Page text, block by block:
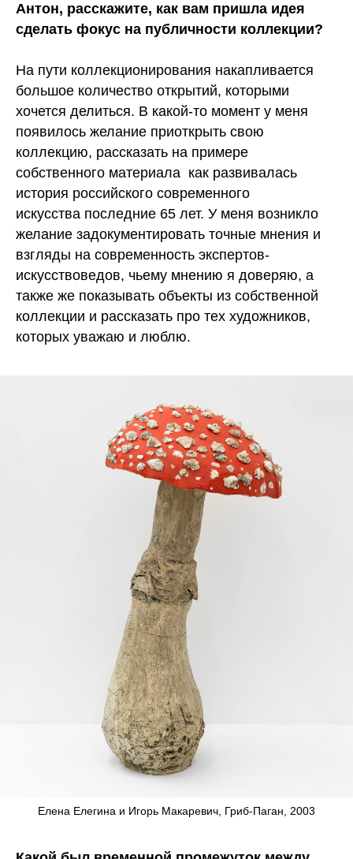
Антон, расскажите, как вам пришла идея
сделать фокус на публичности коллекции?
На пути коллекционирования накапливается
большое количество открытий, которыми
хочется делиться. В какой-то момент у меня
появилось желание приоткрыть свою
коллекцию, рассказать на примере
собственного материала как развивалась
история российского современного
искусства последние 65 лет. У меня возникло
желание задокументировать точные мнения и
взгляды на современность экспертов-
искусствоведов, чьему мнению я доверяю, а
также же показывать объекты из собственной
коллекции и рассказать про тех художников,
которых уважаю и люблю.
Елена Елегина и Игорь Макаревич, Гриб-Паган, 2003